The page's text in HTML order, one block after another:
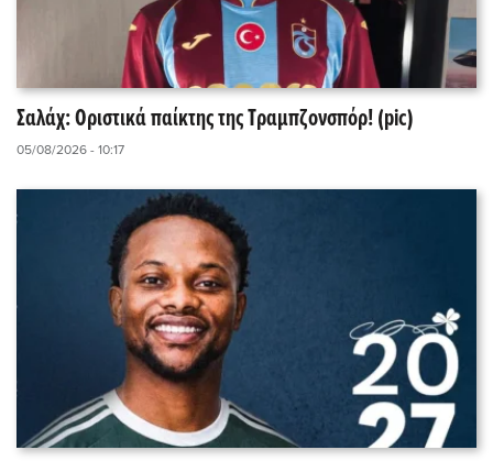
Σαλάχ: Οριστικά παίκτης της Τραμπζονσπόρ! (pic)
05/08/2026 - 10:17